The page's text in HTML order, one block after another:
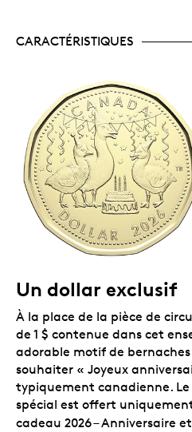
façon originale de
Une tradition
carte de souhaits, cet
proches de tous âges!
de plus (ou même deux)
planification, vous aurez
toute l’année!
Assorti d’une
la poste? Chaque
enveloppe.
Tirage limité à 100 000
le vôtre dès aujourd’hui.
L’ensemble-cadeau 2026 –
dans une carte-cadeau
cinq pièces dans un
assorti d’une enveloppe
magnifique cadeau
poste.
CARACTÉRISTIQUES
Un dollar exclusif
À la place de la pièce de
de 1 $ contenue dans cet
adorable motif de
souhaiter « Joyeux
typiquement canadienne.
spécial est offert
cadeau 2026 – Anniversaire